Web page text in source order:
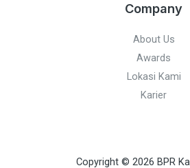
Company
About Us
Awards
Lokasi Kami
Karier
Copyright © 2026 BPR